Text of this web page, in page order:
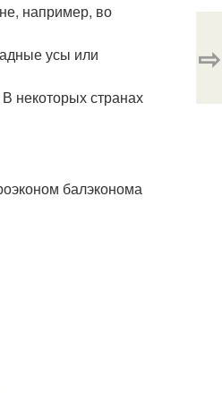
например, во
усы или
некоторых странах
балэконома
⇨